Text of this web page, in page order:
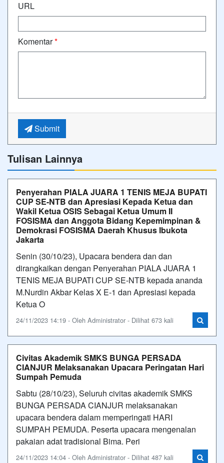
URL
Komentar*
Submit
Tulisan Lainnya
Penyerahan PIALA JUARA 1 TENIS MEJA BUPATI
CUP SE-NTB dan Apresiasi Kepada Ketua dan
Wakil Ketua OSIS Sebagai Ketua Umum II
FOSISMA dan Anggota Bidang Kepemimpinan &
Demokrasi FOSISMA Daerah Khusus Ibukota
Jakarta
Senin (30/10/23), Upacara bendera dan dan
dirangkaikan dengan Penyerahan PIALA JUARA 1
TENIS MEJA BUPATI CUP SE-NTB kepada ananda
M.Nurdin Akbar Kelas X E-1 dan Apresiasi kepada
Ketua O
24/11/2023 14:19 - Oleh Administrator - Dilihat 673 kali
Civitas Akademik SMKS BUNGA PERSADA
CIANJUR Melaksanakan Upacara Peringatan Hari
Sumpah Pemuda
Sabtu (28/10/23), Seluruh civitas akademik SMKS
BUNGA PERSADA CIANJUR melaksanakan
upacara bendera dalam memperingati HARI
SUMPAH PEMUDA. Peserta upacara mengenalan
pakaian adat tradisional Bima. Peri
24/11/2023 14:04 - Oleh Administrator - Dilihat 487 kali